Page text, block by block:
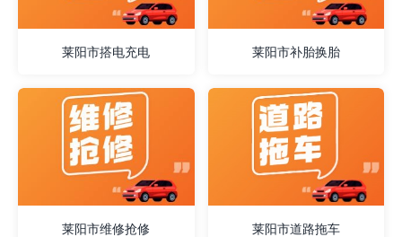
莱阳市搭电充电 莱阳市补胎换胎
莱阳市维修抢修 莱阳市道路拖车